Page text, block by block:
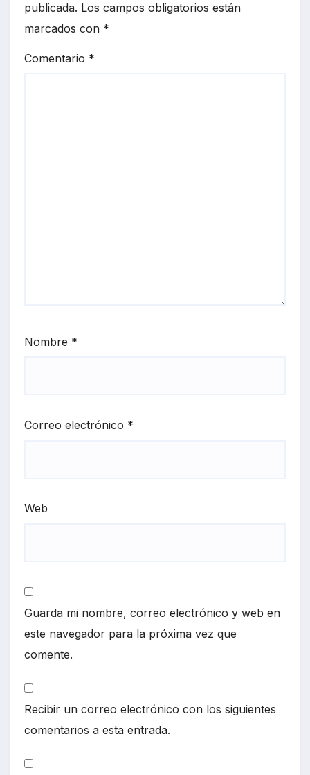
publicada. Los campos obligatorios están
marcados con *
Comentario *
Nombre *
Correo electrónico *
Web
Guarda mi nombre, correo electrónico y web en
este navegador para la próxima vez que
comente.
Recibir un correo electrónico con los siguientes
comentarios a esta entrada.